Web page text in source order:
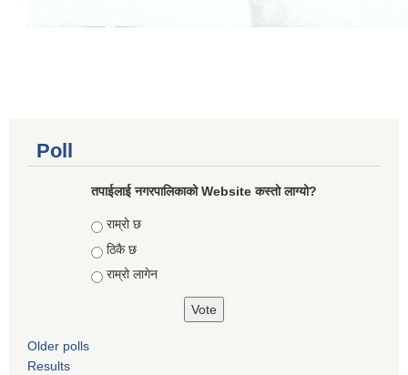
Poll
तपाईलाई नगरपालिकाको Website कस्तो लाग्यो?
Choices
राम्रो छ
ठिकै छ
राम्रो लागेन
Older polls
Results